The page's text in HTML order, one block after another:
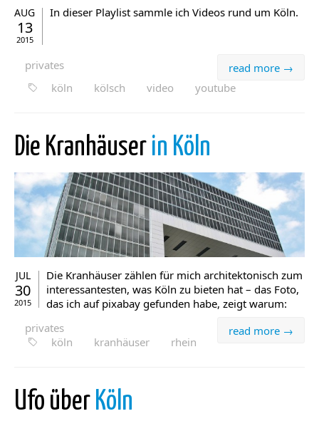
AUG
13
2015
In dieser Playlist sammle ich Videos rund um Köln.
read more →
privates
köln
kölsch video youtube
Die Kranhäuser in Köln
JUL
30
2015
Die Kranhäuser zählen für mich architektonisch zum
interessantesten, was Köln zu bieten hat – das Foto,
das ich auf pixabay gefunden habe, zeigt warum:
read more →
privates
köln
kranhäuser rhein
Ufo über Köln